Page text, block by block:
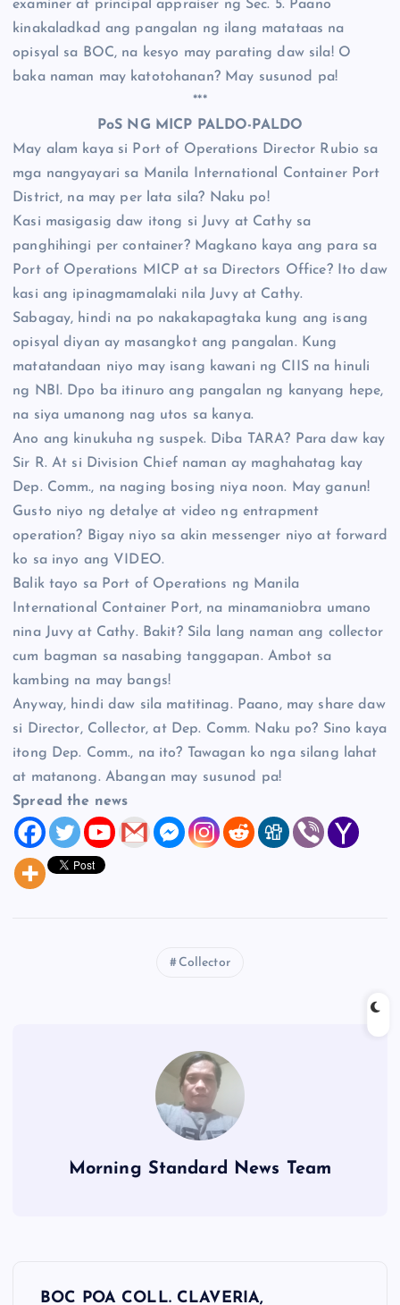
examiner at principal appraiser ng Sec. 5. Paano
kinakaladkad ang pangalan ng ilang matataas na
opisyal sa BOC, na kesyo may parating daw sila! O
baka naman may katotohanan? May susunod pa!
***
PoS NG MICP PALDO-PALDO
May alam kaya si Port of Operations Director Rubio sa
mga nangyayari sa Manila International Container Port
District, na may per lata sila? Naku po!
Kasi masigasig daw itong si Juvy at Cathy sa
panghihingi per container? Magkano kaya ang para sa
Port of Operations MICP at sa Directors Office? Ito daw
kasi ang ipinagmamalaki nila Juvy at Cathy.
Sabagay, hindi na po nakakapagtaka kung ang isang
opisyal diyan ay masangkot ang pangalan. Kung
matatandaan niyo may isang kawani ng CIIS na hinuli
ng NBI. Dpo ba itinuro ang pangalan ng kanyang hepe,
na siya umanong nag utos sa kanya.
Ano ang kinukuha ng suspek. Diba TARA? Para daw kay
Sir R. At si Division Chief naman ay maghahatag kay
Dep. Comm., na naging bosing niya noon. May ganun!
Gusto niyo ng detalye at video ng entrapment
operation? Bigay niyo sa akin messenger niyo at forward
ko sa inyo ang VIDEO.
Balik tayo sa Port of Operations ng Manila
International Container Port, na minamaniobra umano
nina Juvy at Cathy. Bakit? Sila lang naman ang collector
cum bagman sa nasabing tanggapan. Ambot sa
kambing na may bangs!
Anyway, hindi daw sila matitinag. Paano, may share daw
si Director, Collector, at Dep. Comm. Naku po? Sino kaya
itong Dep. Comm., na ito? Tawagan ko nga silang lahat
at matanong. Abangan may susunod pa!
Spread the news
Collector
Morning Standard News Team
BOC POA COLL. CLAVERIA,